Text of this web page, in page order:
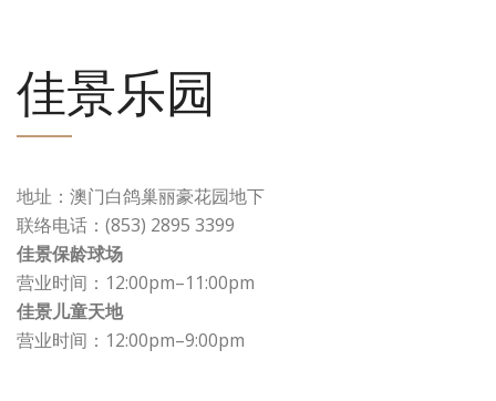
佳景乐园
地址：澳门白鸽巢丽豪花园地下
联络电话：(853) 2895 3399
佳景保龄球场
营业时间：12:00pm–11:00pm
佳景儿童天地
营业时间：12:00pm–9:00pm